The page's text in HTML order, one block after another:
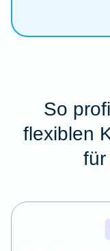
So
flexiblen